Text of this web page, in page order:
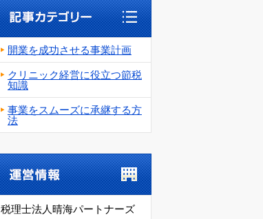
開業を成功させる事業計画
クリニック経営に役立つ節税
知識
事業をスムーズに承継する方
法
税理士法人晴海パートナーズ